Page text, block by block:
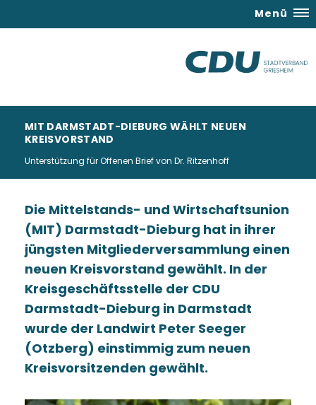
Menü
MIT DARMSTADT-DIEBURG WÄHLT NEUEN
KREISVORSTAND
Unterstützung für Offenen Brief von Dr. Ritzenhoff
Die Mittelstands- und Wirtschaftsunion
(MIT) Darmstadt-Dieburg hat in ihrer
jüngsten Mitgliederversammlung einen
neuen Kreisvorstand gewählt. In der
Kreisgeschäftsstelle der CDU
Darmstadt-Dieburg in Darmstadt
wurde der Landwirt Peter Seeger
(Otzberg) einstimmig zum neuen
Kreisvorsitzenden gewählt.